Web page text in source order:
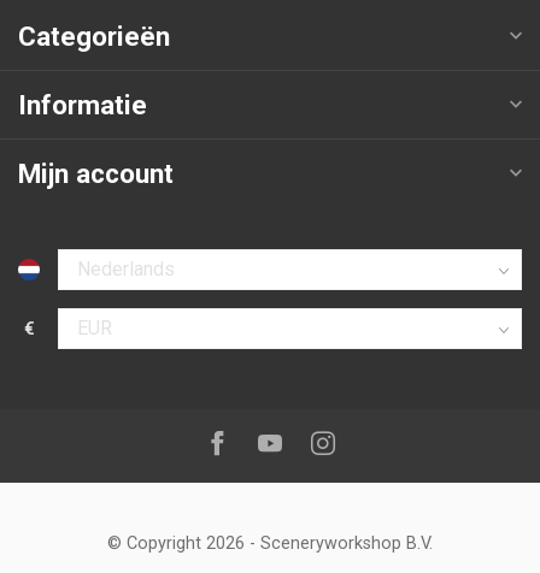
Categorieën
Informatie
Mijn account
Selecteer taal
€
Selecteer valuta
Volg ons op:Facebook
YoutubeInstagram
© Copyright 2026 - Sceneryworkshop B.V.